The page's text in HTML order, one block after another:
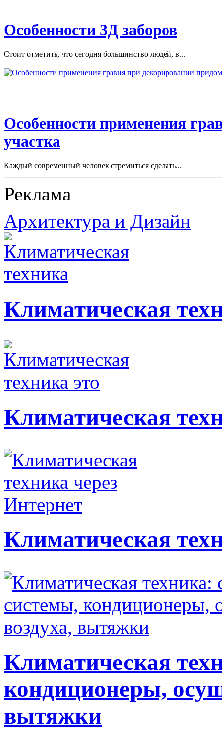
Особенности 3Д заборов
Стоит отметить, что сегодня большинство людей, в...
Особенности применения
участка
Каждый современный человек стремиться сделать...
Реклама
Архитектура и Дизайн
Климатическая
Климатическая
Климатическая
Климатическая
кондиционеры,
вытяжки